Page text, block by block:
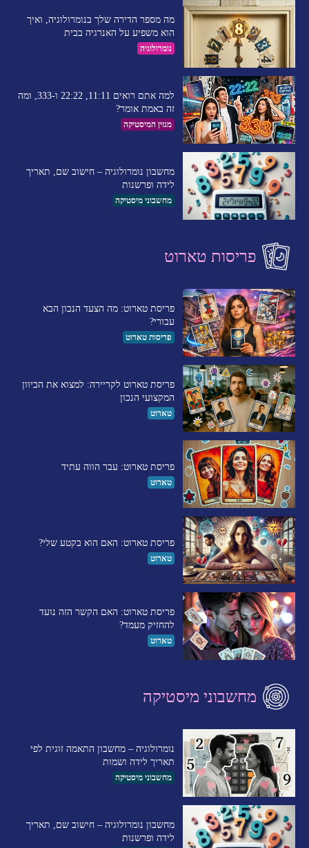
מה מספר הדירה שלך בנומרולוגיה, ואיך
הוא משפיע על האנרגיה בבית
נומרולוגיה
למה אתם רואים 11:11, 22:22 ו-333, ומה
זה באמת אומר?
מגזין המיסטיקה
מחשבון נומרולוגיה – חישוב שם, תאריך
לידה ופרשנות
מחשבוני מיסטיקה
פריסות טארוט
פריסת טארוט: מה הצעד הנכון הבא
עבורי?
פריסות טארוט
פריסת טארוט לקריירה: למצוא את הכיוון
המקצועי הנכון
טארוט
פריסת טארוט: עבר הווה עתיד
טארוט
פריסת טארוט: האם הוא בקטע שלי?
טארוט
פריסת טארוט: האם הקשר הזה נועד
להחזיק מעמד?
טארוט
מחשבוני מיסטיקה
נומרולוגיה – מחשבון התאמה זוגית לפי
תאריך לידה ושמות
מחשבוני מיסטיקה
מחשבון נומרולוגיה – חישוב שם, תאריך
לידה ופרשנות